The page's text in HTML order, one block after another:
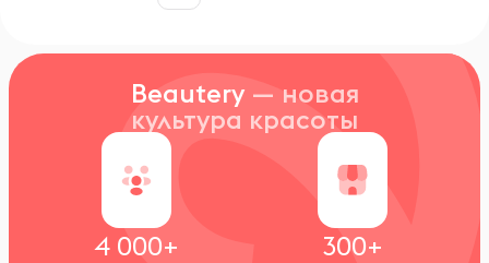
Beautery — новая
культура красоты
4 000+ 300+